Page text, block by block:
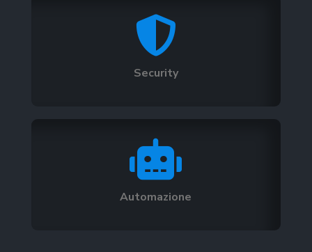

Security

Automazione